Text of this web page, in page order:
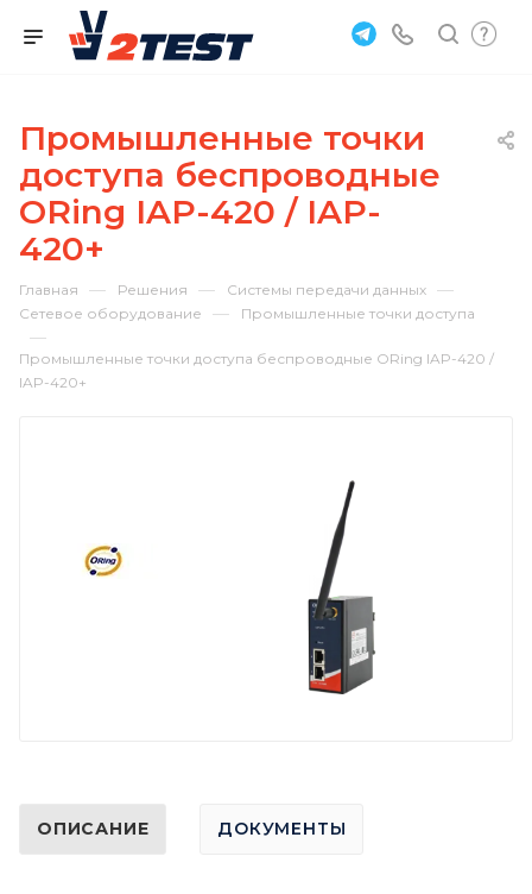
Промышленные точки
доступа беспроводные
ORing IAP-420 / IAP-
420+
Главная — Решения — Системы передачи данных —
Сетевое оборудование — Промышленные точки доступа
—
Промышленные точки доступа беспроводные ORing IAP-420 /
IAP-420+
ОПИСАНИЕ ДОКУМЕНТЫ